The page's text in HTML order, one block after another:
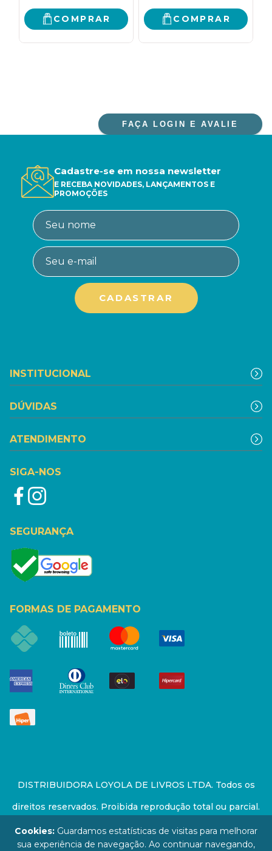
UMA VIDA PLENA
COMPRAR COMPRAR
FAÇA LOGIN E AVALIE
Cadastre-se em nossa newsletter
E RECEBA NOVIDADES, LANÇAMENTOS E
PROMOÇÕES
INSTITUCIONAL
DÚVIDAS
ATENDIMENTO
SIGA-NOS
SEGURANÇA
FORMAS DE PAGAMENTO
DISTRIBUIDORA LOYOLA DE LIVROS LTDA. Todos os
direitos reservados. Proibida reprodução total ou parcial.
Preços e estoque sujeito a alterações sem aviso prévio.
Cookies: Guardamos estatísticas de visitas para melhorar
sua experiência de navegação. Ao continuar navegando,